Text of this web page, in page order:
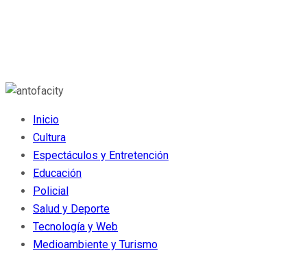
Inicio
Cultura
Espectáculos y Entretención
Educación
Policial
Salud y Deporte
Tecnología y Web
Medioambiente y Turismo